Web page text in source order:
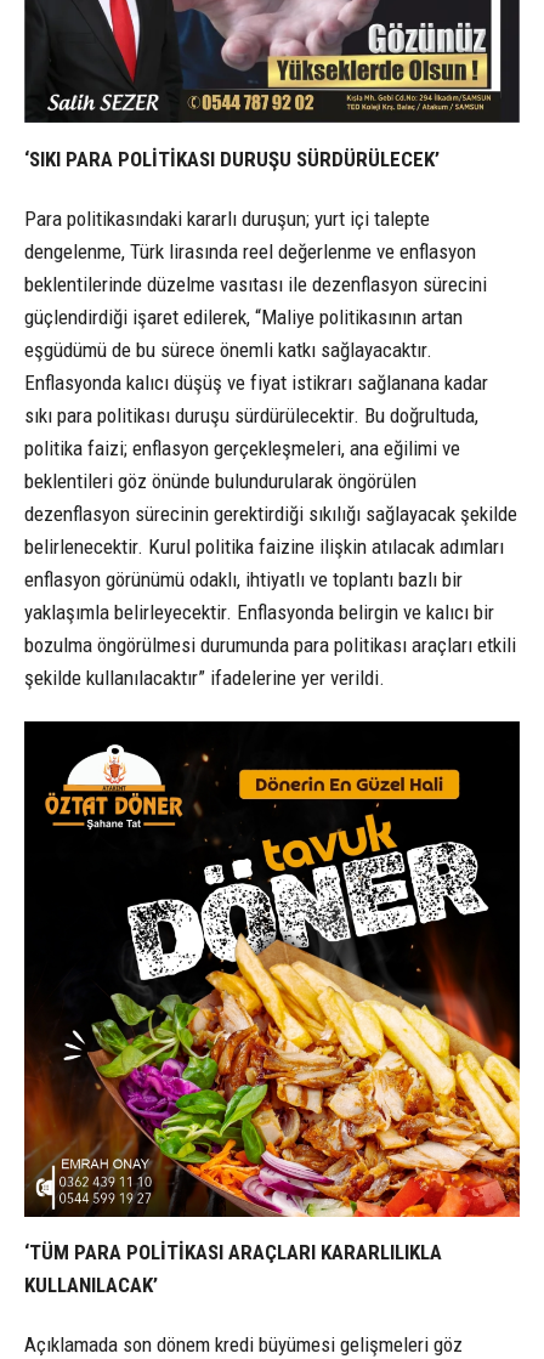
‘SIKI PARA POLİTİKASI DURUŞU SÜRDÜRÜLECEK’
Para politikasındaki kararlı duruşun; yurt içi talepte
dengelenme, Türk lirasında reel değerlenme ve enflasyon
beklentilerinde düzelme vasıtası ile dezenflasyon sürecini
güçlendirdiği işaret edilerek, “Maliye politikasının artan
eşgüdümü de bu sürece önemli katkı sağlayacaktır.
Enflasyonda kalıcı düşüş ve fiyat istikrarı sağlanana kadar
sıkı para politikası duruşu sürdürülecektir. Bu doğrultuda,
politika faizi; enflasyon gerçekleşmeleri, ana eğilimi ve
beklentileri göz önünde bulundurularak öngörülen
dezenflasyon sürecinin gerektirdiği sıkılığı sağlayacak şekilde
belirlenecektir. Kurul politika faizine ilişkin atılacak adımları
enflasyon görünümü odaklı, ihtiyatlı ve toplantı bazlı bir
yaklaşımla belirleyecektir. Enflasyonda belirgin ve kalıcı bir
bozulma öngörülmesi durumunda para politikası araçları etkili
şekilde kullanılacaktır” ifadelerine yer verildi.
‘TÜM PARA POLİTİKASI ARAÇLARI KARARLILIKLA
KULLANILACAK’
Açıklamada son dönem kredi büyümesi gelişmeleri göz